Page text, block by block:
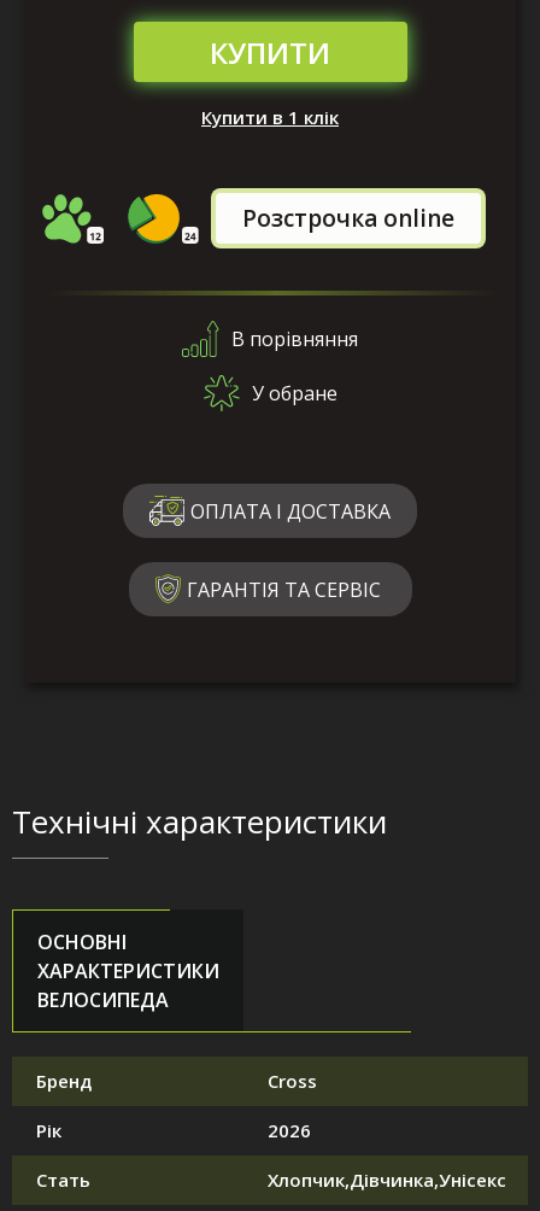
КУПИТИ
Купити в 1 клік
Розстрочка online
В порівняння
У обране
ОПЛАТА І ДОСТАВКА
ГАРАНТІЯ ТА СЕРВІС
Технічні характеристики
ОСНОВНІ
ХАРАКТЕРИСТИКИ
ВЕЛОСИПЕДА
Бренд Cross
Рік 2026
Стать Хлопчик,Дівчинка,Унісекс